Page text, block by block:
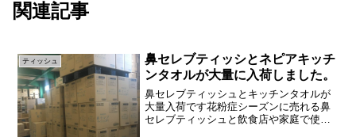
関連記事
ティッシュ
鼻セレブティッシとネピアキッチ
ンタオルが大量に入荷しました。
鼻セレブティッシュとキッチンタオルが
大量入荷です花粉症シーズンに売れる鼻
セレブティッシュと飲食店や家庭で使用